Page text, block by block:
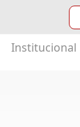
Institucional